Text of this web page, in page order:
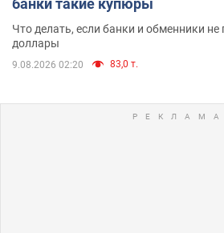
Что делать, если банки и обменники
доллары
9.08.2026 02:20 83,0 т.